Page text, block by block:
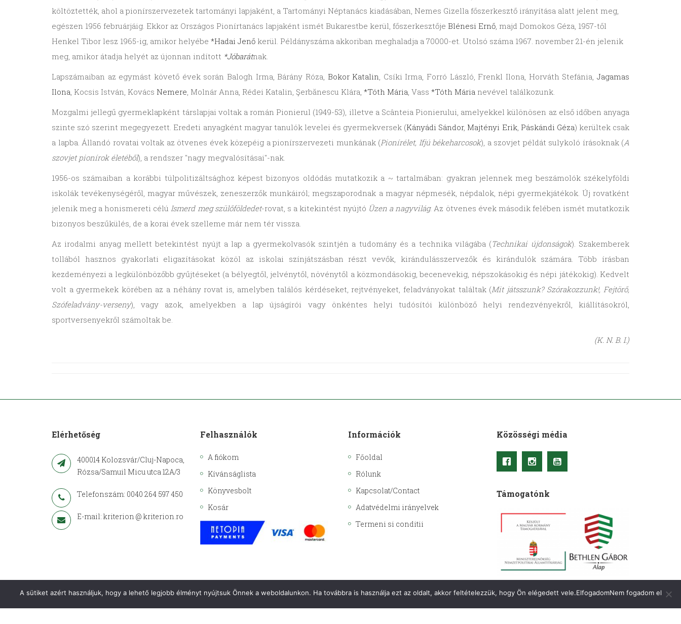
költöztették, ahol a pionírszervezetek tartományi lapjaként, a Tartományi Néptanács kiadásában, Nemes Gizella főszerkesztő irányítása alatt jelent meg,
egészen 1956 februárjáig. Ekkor az Országos Pionírtanács lapjaként ismét Bukarestbe kerül, főszerkesztője Blénesi Ernő, majd Domokos Géza, 1957-től
Henkel Tibor lesz 1965-ig, amikor helyébe *Hadai Jenő kerül. Példányszáma akkoriban meghaladja a 70000-et. Utolsó száma 1967. november 21-én jelenik
meg, amikor átadja helyét az újonnan indított *Jóbarátnak.
Lapszámaiban az egymást követő évek során Balogh Irma, Bárány Róza, Bokor Katalin, Csíki Irma, Forró László, Frenkl Ilona, Horváth Stefánia,Jagamas
Ilona, Kocsis István, Kovács Nemere, Molnár Anna, Rédei Katalin, Şerbănescu Klára, *Tóth Mária, Vass *Tóth Mária nevével találkozunk.
Mozgalmi jellegű gyermeklapként társlapjai voltak a román Pionierul (1949-53), illetve a Scânteia Pionierului, amelyekkel különösen az első időben anyaga
szinte szó szerint megegyezett. Eredeti anyagként magyar tanulók levelei és gyermekversek (Kányádi Sándor, Majtényi Erik, Páskándi Géza) kerültek csak
a lapba. Állandó rovatai voltak az ötvenes évek közepéig a pionírszervezeti munkának (Pionírélet, Ifjú békeharcosok), a szovjet példát sulykoló írásoknak (A
szovjet pionírok életéből), a rendszer "nagy megvalósításai"-nak.
1956-os számaiban a korábbi túlpolitizáltsághoz képest bizonyos oldódás mutatkozik a ~ tartalmában: gyakran jelennek meg beszámolók székelyföldi
iskolák tevékenységéről, magyar művészek, zeneszerzők munkáiról; megszaporodnak a magyar népmesék, népdalok, népi gyermekjátékok. Új rovatként
jelenik meg a honismereti célúIsmerd meg szülőföldedet-rovat, s a kitekintést nyújtó Üzen a nagyvilág. Az ötvenes évek második felében ismét mutatkozik
bizonyos beszűkülés, de a korai évek szelleme már nem tér vissza.
Az irodalmi anyag mellett betekintést nyújt a lap a gyermekolvasók szintjén a tudomány és a technika világába (Technikai újdonságok). Szakemberek
tollából hasznos gyakorlati eligazításokat közöl az iskolai színjátszásban részt vevők, kirándulásszervezők és kirándulók számára. Több írásban
kezdeményezi a legkülönbözőbb gyűjtéseket (a bélyegtől, jelvénytől, növénytől a közmondásokig, becenevekig, népszokásokig és népi játékokig). Kedvelt
volt a gyermekek körében az a néhány rovat is, amelyben találós kérdéseket, rejtvényeket, feladványokat találtak (Mit játsszunk? Szórakozzunk!, Fejtörő,
Szófeladvány-verseny), vagy azok, amelyekben a lap újságírói vagy önkéntes helyi tudósítói különböző helyi rendezvényekről, kiállításokról,
sportversenyekről számoltak be.
(K. N. B. I.)
Elérhetőség
400014 Kolozsvár/Cluj-Napoca,
Rózsa/Samuil Micu utca 12A/3
Telefonszám: 0040 264 597 450
E-mail: kriterion @ kriterion.ro
Felhasználók
A fiókom
Kívánságlista
Könyvesbolt
Kosár
Információk
Főoldal
Rólunk
Kapcsolat/Contact
Adatvédelmi irányelvek
Termeni si conditii
Közösségi média
Támogatónk
A sütiket azért használjuk, hogy a lehető legjobb élményt nyújtsuk Önnek a weboldalunkon. Ha továbbra is használja ezt az oldalt, akkor feltételezzük, hogy Ön elégedett vele.ElfogadomNem fogadom el